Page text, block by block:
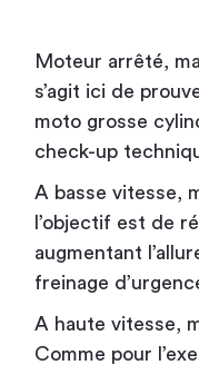
Moteur arrêté,
s’agit ici de
moto grosse
check-up
A basse vitesse,
l’objectif est de
augmentant
freinage
A haute vitesse,
Comme pour